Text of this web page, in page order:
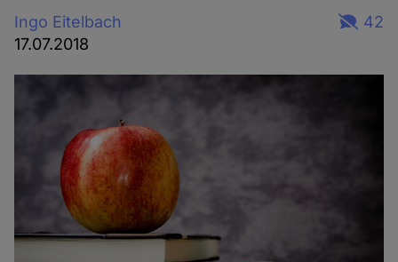
Ingo Eitelbach
17.07.2018
42